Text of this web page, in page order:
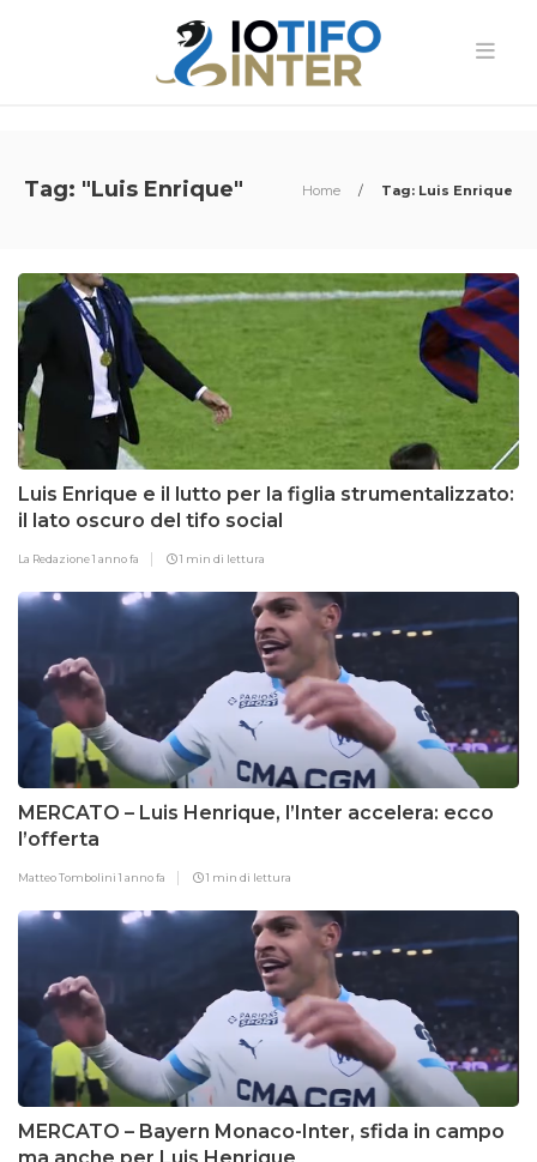
Tag: "Luis Enrique" Home / Tag: Luis Enrique
Luis Enrique e il lutto per la figlia strumentalizzato:
il lato oscuro del tifo social
La Redazione1 anno fa 1 min di lettura
MERCATO – Luis Henrique, l’Inter accelera: ecco
l’offerta
Matteo Tombolini1 anno fa 1 min di lettura
MERCATO – Bayern Monaco-Inter, sfida in campo